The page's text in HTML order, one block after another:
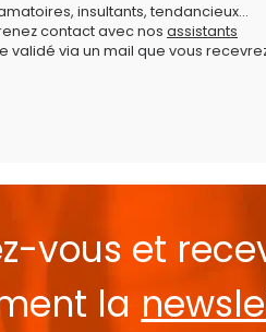
insultants, tendancieux...
contact avec nos assistants
via un mail que vous
vous et
la